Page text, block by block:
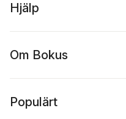
Hjälp
Om Bokus
Populärt